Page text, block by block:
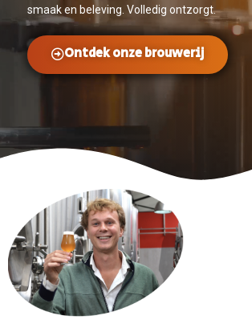
smaak en beleving. Volledig ontzorgt.
Ontdek onze brouwerij